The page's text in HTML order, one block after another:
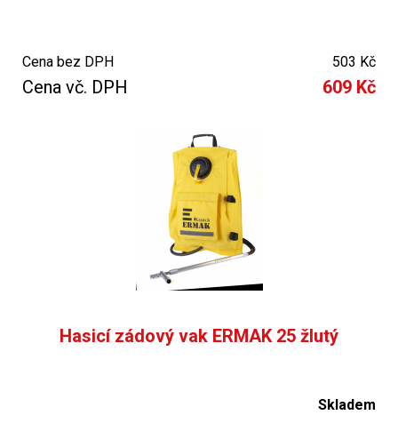
Cena bez DPH 503 Kč
Cena vč. DPH 609 Kč
Hasicí zádový vak ERMAK 25 žlutý
Skladem